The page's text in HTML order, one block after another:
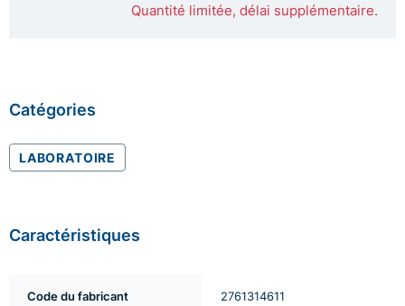
Quantité limitée, délai supplémentaire.
Catégories
LABORATOIRE
Caractéristiques
Code du fabricant 2761314611